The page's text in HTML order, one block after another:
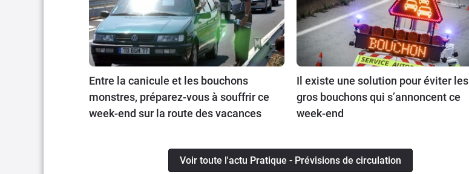
Entre la canicule et les bouchons
monstres, préparez-vous à souffrir ce
week-end sur la route des vacances
Il existe une solution pour éviter les
gros bouchons qui s’annoncent ce
week-end
Voir toute l'actu Pratique - Prévisions de circulation